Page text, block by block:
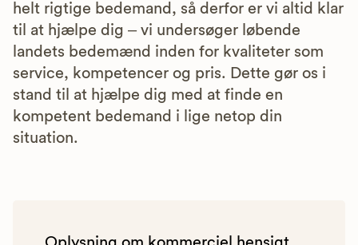
helt rigtige bedemand, så derfor er vi altid klar
til at hjælpe dig – vi undersøger løbende
landets bedemænd inden for kvaliteter som
service, kompetencer og pris. Dette gør os i
stand til at hjælpe dig med at finde en
kompetent bedemand i lige netop din
situation.